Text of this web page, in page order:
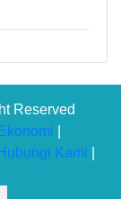
Reserved
Ekonomi
Hubungi Kami